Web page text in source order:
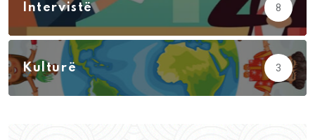
Intervistë 8
Kulturë 3